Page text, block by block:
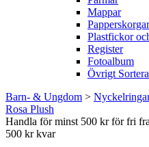
Mappar
Papperskorgar
Plastfickor
Register
Fotoalbum
Övrigt
Barn- & Ungdom >
Rosa Plush
Handla för minst 500 kr för fri
500 kr kvar